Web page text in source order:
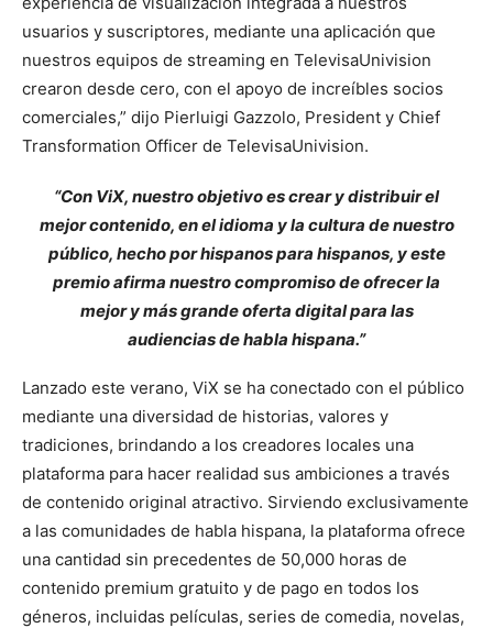
usuarios y suscriptores, mediante una aplicación que
nuestros equipos de streaming en TelevisaUnivision
crearon desde cero, con el apoyo de increíbles socios
comerciales,” dijo Pierluigi Gazzolo, President y Chief
Transformation Officer de TelevisaUnivision.
“Con ViX, nuestro objetivo es crear y distribuir el
mejor contenido, en el idioma y la cultura de nuestro
público, hecho por hispanos para hispanos, y este
premio afirma nuestro compromiso de ofrecer la
mejor y más grande oferta digital para las
audiencias de habla hispana.”
Lanzado este verano, ViX se ha conectado con el público
mediante una diversidad de historias, valores y
tradiciones, brindando a los creadores locales una
plataforma para hacer realidad sus ambiciones a través
de contenido original atractivo. Sirviendo exclusivamente
a las comunidades de habla hispana, la plataforma ofrece
una cantidad sin precedentes de 50,000 horas de
contenido premium gratuito y de pago en todos los
géneros, incluidas películas, series de comedia, novelas,